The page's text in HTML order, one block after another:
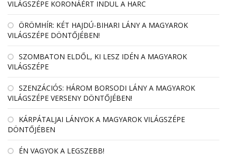
VILÁGSZÉPE KORONÁÉRT INDUL A HARC
ÖRÖMHÍR: KÉT HAJDÚ-BIHARI LÁNY A MAGYAROK
VILÁGSZÉPE DÖNTŐJÉBEN!
SZOMBATON ELDŐL, KI LESZ IDÉN A MAGYAROK
VILÁGSZÉPE
SZENZÁCIÓS: HÁROM BORSODI LÁNY A MAGYAROK
VILÁGSZÉPE VERSENY DÖNTŐJÉBEN!
KÁRPÁTALJAI LÁNYOK A MAGYAROK VILÁGSZÉPE
DÖNTŐJÉBEN
ÉN VAGYOK A LEGSZEBB!